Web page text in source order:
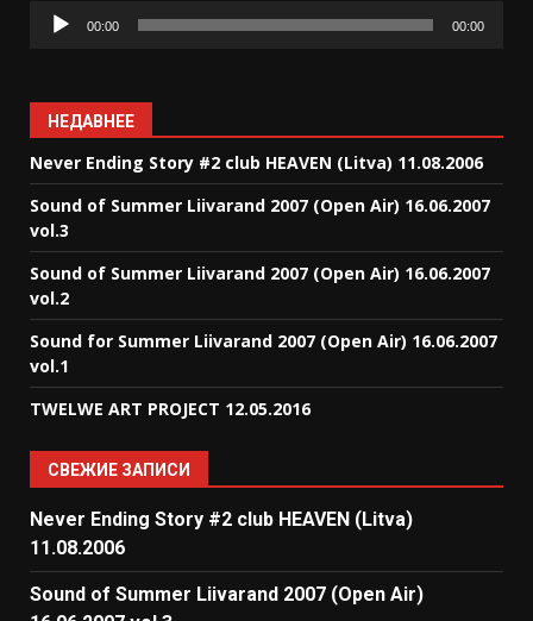
Аудиоплеер
00:00 00:00
НЕДАВНЕЕ
Never Ending Story #2 club HEAVEN (Litva) 11.08.2006
Sound of Summer Liivarand 2007 (Open Air) 16.06.2007
vol.3
Sound of Summer Liivarand 2007 (Open Air) 16.06.2007
vol.2
Sound for Summer Liivarand 2007 (Open Air) 16.06.2007
vol.1
TWELWE ART PROJECT 12.05.2016
СВЕЖИЕ ЗАПИСИ
Never Ending Story #2 club HEAVEN (Litva)
11.08.2006
Sound of Summer Liivarand 2007 (Open Air)